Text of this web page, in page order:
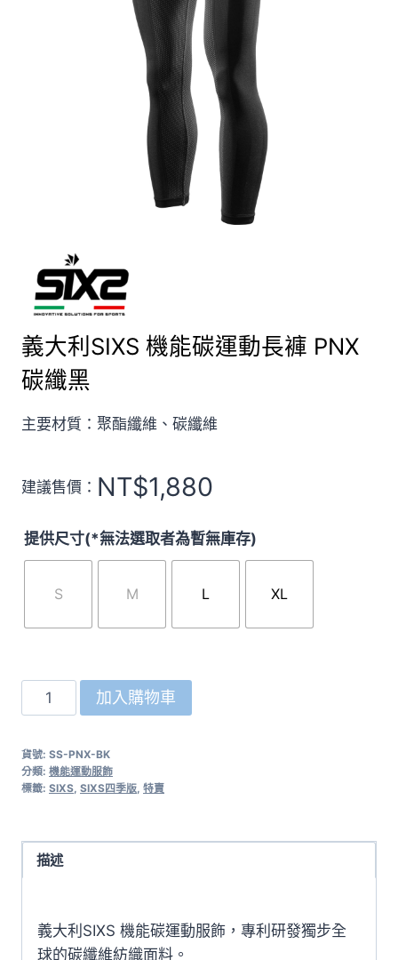
義大利SIXS 機能碳運動長褲 PNX
碳纖黑
主要材質：聚酯纖維、碳纖維
建議售價： NT$1,880
提供尺寸(*無法選取者為暫無庫存)
S M L XL
大
SIXS
機
動
PNX
加入購物車
貨號: SS-PNX-BK
分類: 機能運動服飾
標籤: SIXS, SIXS四季版, 特賣
描述
義大利SIXS 機能碳運動服飾，專利研發獨步全
球的碳纖維紡織面料。